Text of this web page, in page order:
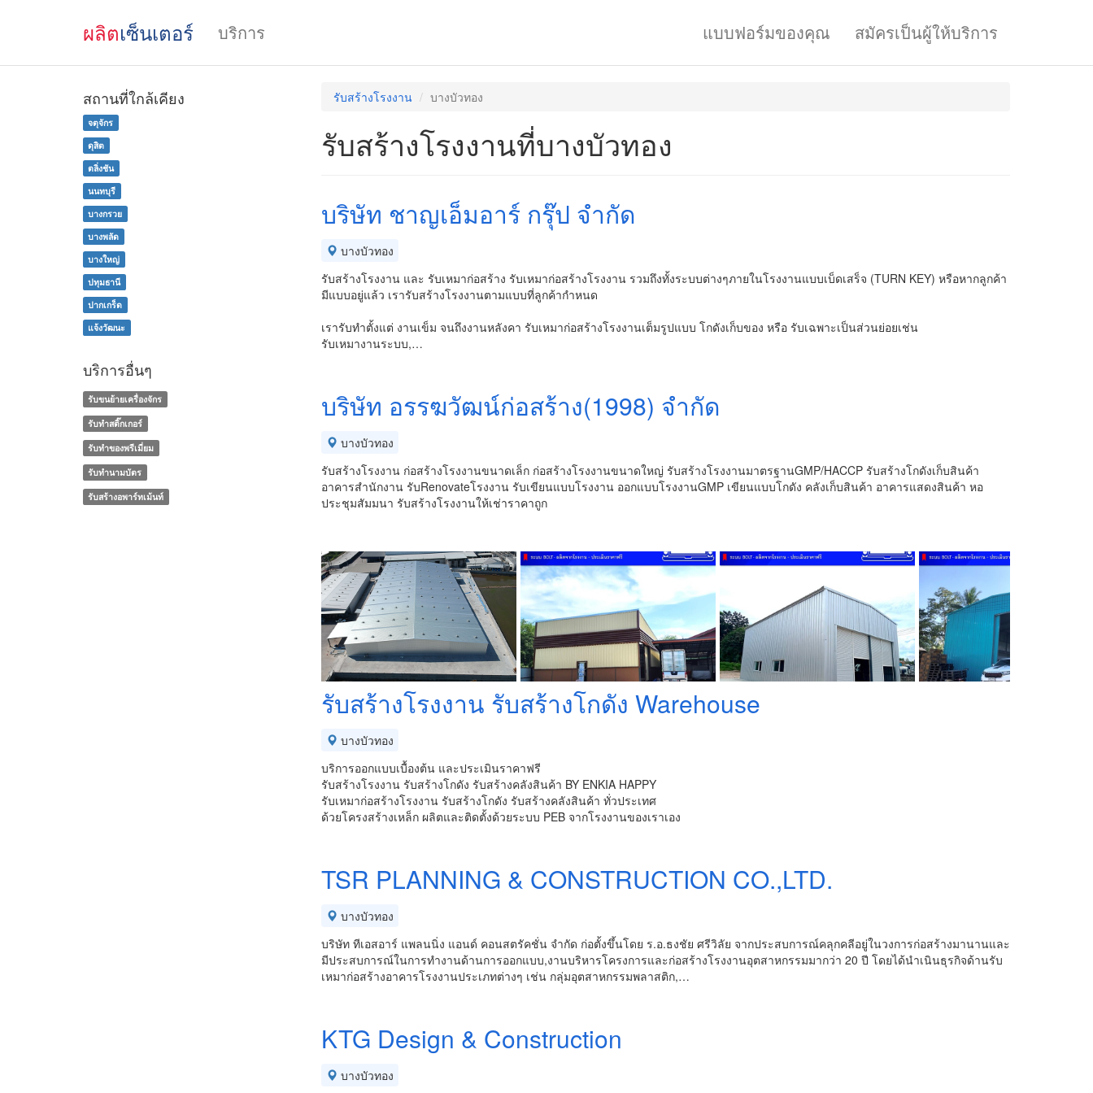
ผลิตเซ็นเตอร์ บริการ แบบฟอร์มของคุณ สมัครเป็นผู้ให้บริการ
รับสร้างโรงงาน บางบัวทอง
รับสร้างโรงงานที่บางบัวทอง
บริษัท ชาญเอ็มอาร์ กรุ๊ป จำกัด
บางบัวทอง
รับสร้างโรงงาน และ รับเหมาก่อสร้าง รับเหมาก่อสร้างโรงงาน รวมถึงทั้งระบบต่างๆภายในโรงงานแบบเบ็ดเสร็จ (TURN KEY) หรือหากลูกค้า
มีแบบอยู่แล้ว เรารับสร้างโรงงานตามแบบที่ลูกค้ากำหนด
เรารับทำตั้งแต่ งานเข็ม จนถึงงานหลังคา รับเหมาก่อสร้างโรงงานเต็มรูปแบบ โกดังเก็บของ หรือ รับเฉพาะเป็นส่วนย่อยเช่น
รับเหมางานระบบ,…
บริษัท อรรฆวัฒน์ก่อสร้าง(1998) จำกัด
บางบัวทอง
รับสร้างโรงงาน ก่อสร้างโรงงานขนาดเล็ก ก่อสร้างโรงงานขนาดใหญ่ รับสร้างโรงงานมาตรฐานGMP/HACCP รับสร้างโกดังเก็บสินค้า
อาคารสำนักงาน รับRenovateโรงงาน รับเขียนแบบโรงงาน ออกแบบโรงงานGMP เขียนแบบโกดัง คลังเก็บสินค้า อาคารแสดงสินค้า หอ
ประชุมสัมมนา รับสร้างโรงงานให้เช่าราคาถูก
รับสร้างโรงงาน รับสร้างโกดัง Warehouse
บางบัวทอง
บริการออกแบบเบื้องต้น และประเมินราคาฟรี
รับสร้างโรงงาน รับสร้างโกดัง รับสร้างคลังสินค้า BY ENKIA HAPPY
รับเหมาก่อสร้างโรงงาน รับสร้างโกดัง รับสร้างคลังสินค้า ทั่วประเทศ
ด้วยโครงสร้างเหล็ก ผลิตและติดตั้งด้วยระบบ PEB จากโรงงานของเราเอง
TSR PLANNING & CONSTRUCTION CO.,LTD.
บางบัวทอง
บริษัท ทีเอสอาร์ แพลนนิ่ง แอนด์ คอนสตรัคชั่น จำกัด ก่อตั้งขึ้นโดย ร.อ.ธงชัย ศรีวิลัย จากประสบการณ์คลุกคลีอยู่ในวงการก่อสร้างมานานและ
มีประสบการณ์ในการทำงานด้านการออกแบบ,งานบริหารโครงการและก่อสร้างโรงงานอุตสาหกรรมมากว่า 20 ปี โดยได้นำเนินธุรกิจด้านรับ
เหมาก่อสร้างอาคารโรงงานประเภทต่างๆ เช่น กลุ่มอุตสาหกรรมพลาสติก,…
KTG Design & Construction
บางบัวทอง
สถานที่ใกล้เคียง
จตุจักร
ดุสิต
ตลิ่งชัน
นนทบุรี
บางกรวย
บางพลัด
บางใหญ่
ปทุมธานี
ปากเกร็ด
แจ้งวัฒนะ
บริการอื่นๆ
รับขนย้ายเครื่องจักร
รับทำสติ๊กเกอร์
รับทําของพรีเมี่ยม
รับทํานามบัตร
รับสร้างอพาร์ทเม้นท์